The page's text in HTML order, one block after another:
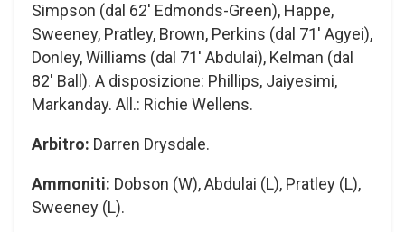
Simpson (dal 62′ Edmonds-Green), Happe,
Sweeney, Pratley, Brown, Perkins (dal 71′ Agyei),
Donley, Williams (dal 71′ Abdulai), Kelman (dal
82′ Ball). A disposizione: Phillips, Jaiyesimi,
Markanday. All.: Richie Wellens.
Arbitro: Darren Drysdale.
Ammoniti: Dobson (W), Abdulai (L), Pratley (L),
Sweeney (L).